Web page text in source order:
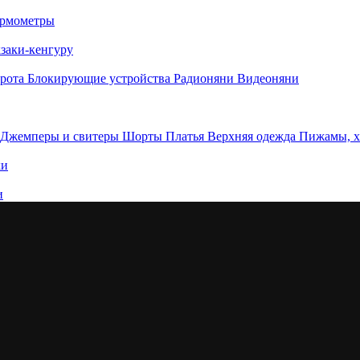
кенгуру
Блокирующие устройства Радионяни Видеоняни
Джемперы и свитеры Шорты Платья Верхняя одежда Пижамы,